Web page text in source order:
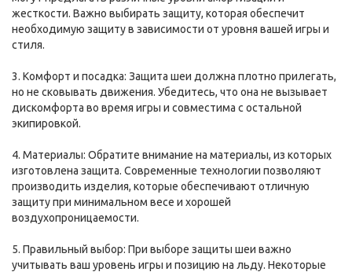
жесткости. Важно выбирать защиту, которая обеспечит
необходимую защиту в зависимости от уровня вашей игры и
стиля.
3. Комфорт и посадка: Защита шеи должна плотно прилегать,
но не сковывать движения. Убедитесь, что она не вызывает
дискомфорта во время игры и совместима с остальной
экипировкой.
4. Материалы: Обратите внимание на материалы, из которых
изготовлена защита. Современные технологии позволяют
производить изделия, которые обеспечивают отличную
защиту при минимальном весе и хорошей
воздухопроницаемости.
5. Правильный выбор: При выборе защиты шеи важно
учитывать ваш уровень игры и позицию на льду. Некоторые